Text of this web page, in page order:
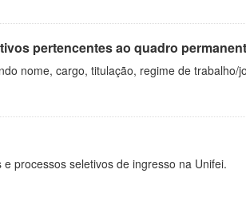
pertencentes ao quadro
nome, cargo, titulação, regime de trabalho/
processos seletivos de ingresso na Unifei.